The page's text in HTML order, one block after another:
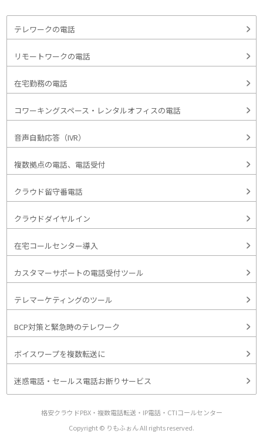
テレワークの電話
リモートワークの電話
在宅勤務の電話
コワーキングスペース・レンタルオフィスの電話
音声自動応答（IVR）
複数拠点の電話、電話受付
クラウド留守番電話
クラウドダイヤルイン
在宅コールセンター導入
カスタマーサポートの電話受付ツール
テレマーケティングのツール
BCP対策と緊急時のテレワーク
ボイスワープを複数転送に
迷惑電話・セールス電話お断りサービス
格安クラウドPBX・複数電話転送・IP電話・CTIコールセンター
Copyright © りもふぉん All rights reserved.